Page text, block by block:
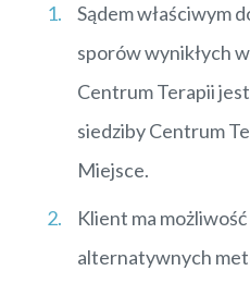
Sądem właściwym
sporów wynikłych
Centrum Terapii
siedziby Centrum
Miejsce.
Klient ma
alternatywnych